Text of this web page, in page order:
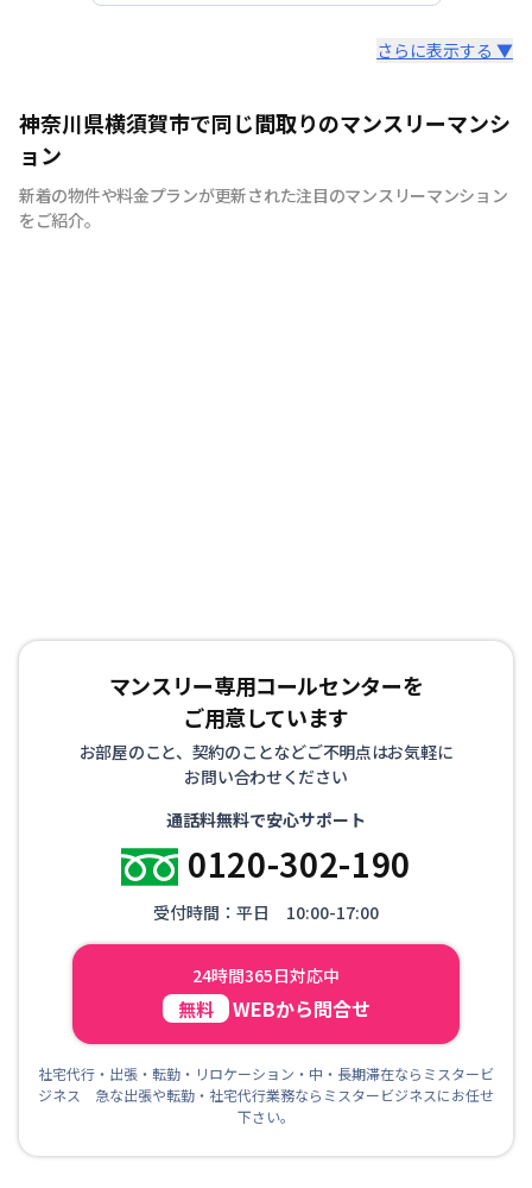
即入居希望でも柔軟に対応させていただきますので、お気
軽にお問い合わせください。
さらに表示する ▼
神奈川県横須賀市で同じ間取りのマンスリーマンシ
ョン
新着の物件や料金プランが更新された注目のマンスリーマンション
をご紹介。
マンスリー専用コールセンターを
ご用意しています
お部屋のこと、契約のことなどご不明点はお気軽に
お問い合わせください
通話料無料で安心サポート
0120-302-190
受付時間：平日 10:00-17:00
24時間365日対応中
無料 WEBから問合せ
社宅代行・出張・転勤・リロケーション・中・長期滞在ならミスタービ
ジネス 急な出張や転勤・社宅代行業務ならミスタービジネスにお任せ
下さい。